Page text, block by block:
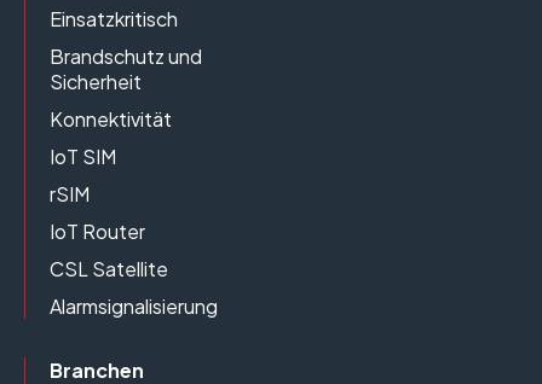
Einsatzkritisch
Brandschutz und
Sicherheit
Konnektivität
IoT SIM
rSIM
IoT Router
CSL Satellite
Alarmsignalisierung
Branchen